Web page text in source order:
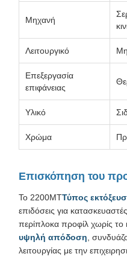
Μηχανή
Λειτουργικό
Επεξεργασία
επιφάνειας
Υλικό
Χρώμα
Επισκόπηση του
Το 2200MTΤύπος
επιδόσεις για
περίπλοκα προφίλ χωρίς το
υψηλή απόδοση ,
λειτουργίας με την